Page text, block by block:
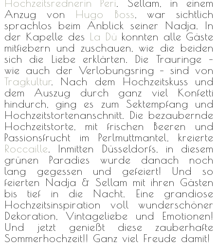
Hochzeitsrednerin Peri. Sellam, in einem
Anzug von Hugo Boss, war sichtlich
sprachlos beim Anblick seiner Nadja. In
der Kapelle des La Dü konnten alle Gäste
mitfiebern und zuschauen, wie die beiden
sich die Liebe erklärten. Die Trauringe –
wie auch der Verlobungsring – sind von
Tragkultur. Nach dem Hochzeitskuss und
dem Auszug durch ganz viel Konfetti
hindurch, ging es zum Sektempfang und
Hochzeitstortenanschnitt. Die bezaubernde
Hochzeitstorte, mit frischen Beeren und
Passionsfrucht im Perlmuttmantel, kreierte
Roccaille. Inmitten Düsseldorfs, in diesem
grünen Paradies wurde danach noch
lang gegessen und gefeiert! Und so
feierten Nadja & Sellam mit ihren Gästen
bis tief in die Nacht. Eine grandiose
Hochzeitsinspiration voll wunderschöner
Dekoration, Vintageliebe und Emotionen!
Und jetzt genießt diese zauberhafte
Sommerhochzeit!! Ganz viel Freude damit!